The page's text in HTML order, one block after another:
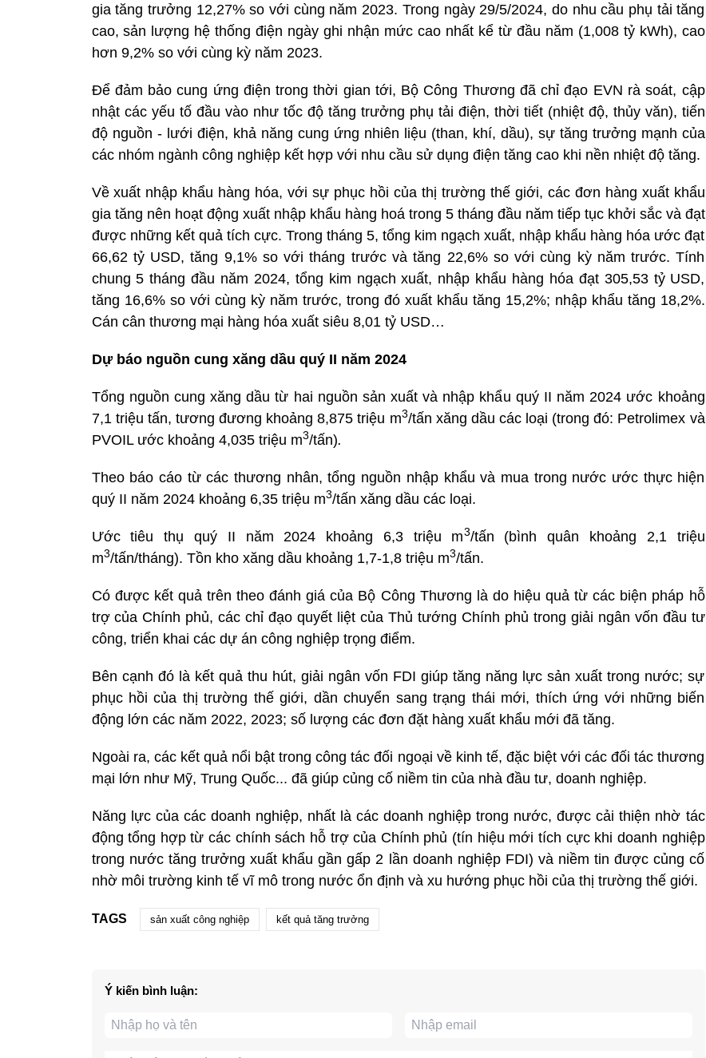
gia tăng trưởng 12,27% so với cùng năm 2023. Trong ngày 29/5/2024, do nhu cầu phụ tải tăng
cao, sản lượng hệ thống điện ngày ghi nhận mức cao nhất kể từ đầu năm (1,008 tỷ kWh), cao
hơn 9,2% so với cùng kỳ năm 2023.
Để đảm bảo cung ứng điện trong thời gian tới, Bộ Công Thương đã chỉ đạo EVN rà soát, cập
nhật các yếu tố đầu vào như tốc độ tăng trưởng phụ tải điện, thời tiết (nhiệt độ, thủy văn), tiến
độ nguồn - lưới điện, khả năng cung ứng nhiên liệu (than, khí, dầu), sự tăng trưởng mạnh của
các nhóm ngành công nghiệp kết hợp với nhu cầu sử dụng điện tăng cao khi nền nhiệt độ tăng.
Về xuất nhập khẩu hàng hóa, với sự phục hồi của thị trường thế giới, các đơn hàng xuất khẩu
gia tăng nên hoạt động xuất nhập khẩu hàng hoá trong 5 tháng đầu năm tiếp tục khởi sắc và đạt
được những kết quả tích cực. Trong tháng 5, tổng kim ngạch xuất, nhập khẩu hàng hóa ước đạt
66,62 tỷ USD, tăng 9,1% so với tháng trước và tăng 22,6% so với cùng kỳ năm trước. Tính
chung 5 tháng đầu năm 2024, tổng kim ngạch xuất, nhập khẩu hàng hóa đạt 305,53 tỷ USD,
tăng 16,6% so với cùng kỳ năm trước, trong đó xuất khẩu tăng 15,2%; nhập khẩu tăng 18,2%.
Cán cân thương mại hàng hóa xuất siêu 8,01 tỷ USD…
Dự báo nguồn cung xăng dầu quý II năm 2024
Tổng nguồn cung xăng dầu từ hai nguồn sản xuất và nhập khẩu quý II năm 2024 ước khoảng
7,1 triệu tấn, tương đương khoảng 8,875 triệu m3/tấn xăng dầu các loại (trong đó: Petrolimex và
PVOIL ước khoảng 4,035 triệu m3/tấn).
Theo báo cáo từ các thương nhân, tổng nguồn nhập khẩu và mua trong nước ước thực hiện
quý II năm 2024 khoảng 6,35 triệu m3/tấn xăng dầu các loại.
Ước tiêu thụ quý II năm 2024 khoảng 6,3 triệu m3/tấn (bình quân khoảng 2,1 triệu
m3/tấn/tháng). Tồn kho xăng dầu khoảng 1,7-1,8 triệu m3/tấn.
Có được kết quả trên theo đánh giá của Bộ Công Thương là do hiệu quả từ các biện pháp hỗ
trợ của Chính phủ, các chỉ đạo quyết liệt của Thủ tướng Chính phủ trong giải ngân vốn đầu tư
công, triển khai các dự án công nghiệp trọng điểm.
Bên cạnh đó là kết quả thu hút, giải ngân vốn FDI giúp tăng năng lực sản xuất trong nước; sự
phục hồi của thị trường thế giới, dần chuyển sang trạng thái mới, thích ứng với những biến
động lớn các năm 2022, 2023; số lượng các đơn đặt hàng xuất khẩu mới đã tăng.
Ngoài ra, các kết quả nổi bật trong công tác đối ngoại về kinh tế, đặc biệt với các đối tác thương
mại lớn như Mỹ, Trung Quốc... đã giúp củng cố niềm tin của nhà đầu tư, doanh nghiệp.
Năng lực của các doanh nghiệp, nhất là các doanh nghiệp trong nước, được cải thiện nhờ tác
động tổng hợp từ các chính sách hỗ trợ của Chính phủ (tín hiệu mới tích cực khi doanh nghiệp
trong nước tăng trưởng xuất khẩu gần gấp 2 lần doanh nghiệp FDI) và niềm tin được củng cố
nhờ môi trường kinh tế vĩ mô trong nước ổn định và xu hướng phục hồi của thị trường thế giới.
TAGS sản xuất công nghiệp kết quả tăng trưởng
Ý kiến bình luận: